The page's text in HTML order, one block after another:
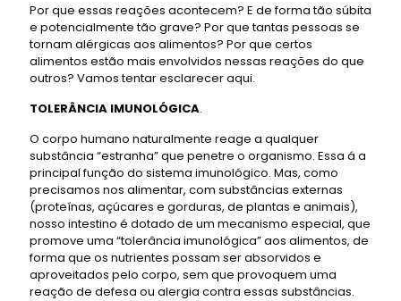
Por que essas reações acontecem? E de forma tão súbita
e potencialmente tão grave? Por que tantas pessoas se
tornam alérgicas aos alimentos? Por que certos
alimentos estão mais envolvidos nessas reações do que
outros? Vamos tentar esclarecer aqui.
TOLERÂNCIA IMUNOLÓGICA.
O corpo humano naturalmente reage a qualquer
substância “estranha” que penetre o organismo. Essa á a
principal função do sistema imunológico. Mas, como
precisamos nos alimentar, com substâncias externas
(proteínas, açúcares e gorduras, de plantas e animais),
nosso intestino é dotado de um mecanismo especial, que
promove uma “tolerância imunológica” aos alimentos, de
forma que os nutrientes possam ser absorvidos e
aproveitados pelo corpo, sem que provoquem uma
reação de defesa ou alergia contra essas substâncias.